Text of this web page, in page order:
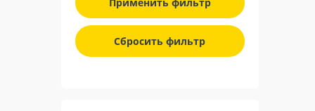
Сбросить фильтр